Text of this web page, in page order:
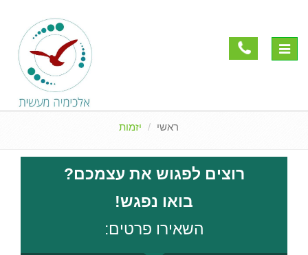
Toggle
ראשי יזמות
רוצים לפגוש את עצמכם?
בואו נפגש!
השאירו פרטים: